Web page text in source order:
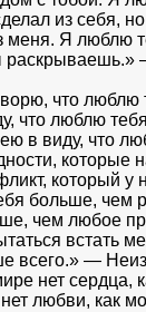
из себя,
меня. Я люблю
раскрываешь.»
что
что люблю
в виду, что
которые
который у
больше, чем
чем любое
встать
всего.» —
нет сердца,
любви, как